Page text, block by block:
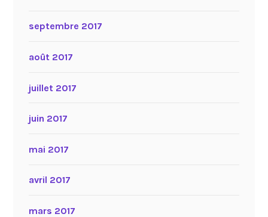
septembre 2017
août 2017
juillet 2017
juin 2017
mai 2017
avril 2017
mars 2017